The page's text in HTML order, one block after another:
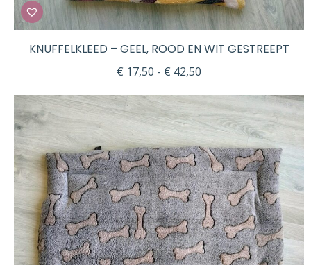
KNUFFELKLEED – GEEL, ROOD EN WIT GESTREEPT
€ 17,50 - € 42,50
tot
€ 42,50